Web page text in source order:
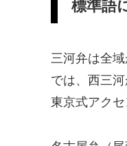
標準語
三河弁は全
では、西三
東京式アク